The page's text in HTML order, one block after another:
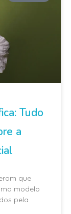
Tudo
a
que
modelo
pela